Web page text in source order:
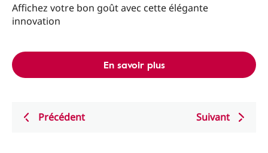
Affichez votre bon goût avec cette élégante
innovation
En savoir plus
Précédent Suivant